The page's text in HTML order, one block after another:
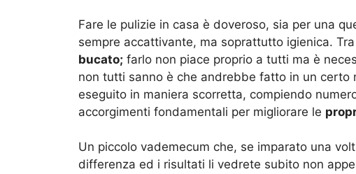
Fare le pulizie in casa è doveroso, sia per una
sempre accattivante, ma soprattutto igienica.
bucato; farlo non piace proprio a tutti ma è
non tutti sanno è che andrebbe fatto in un certo
eseguito in maniera scorretta, compiendo
accorgimenti fondamentali per migliorare le
Un piccolo vademecum che, se imparato una
differenza ed i risultati li vedrete subito non